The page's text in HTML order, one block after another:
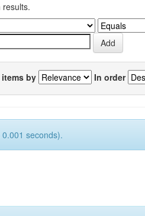
results.
by In order
seconds).